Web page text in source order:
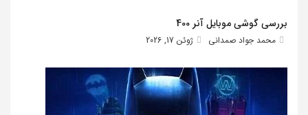
بررسی گوشی موبایل آنر 400
محمد جواد صمدانی ژوئن 17, 2026